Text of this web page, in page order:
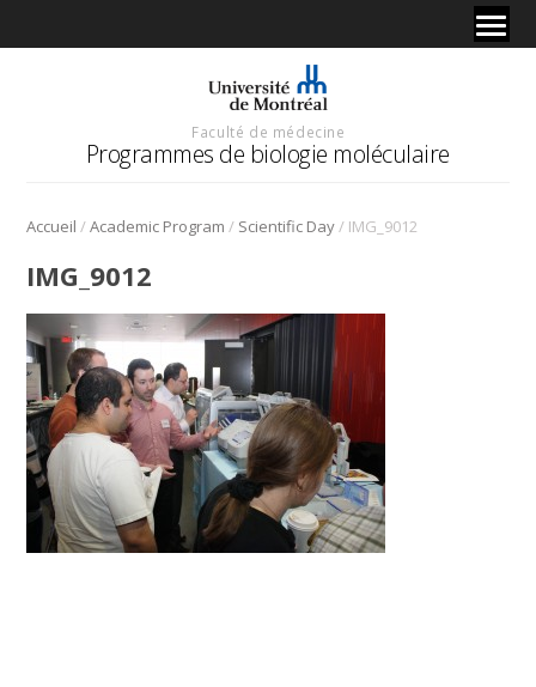
Faculté de médecine
Programmes de biologie moléculaire
Accueil /Academic Program / Scientific Day/ IMG_9012
IMG_9012